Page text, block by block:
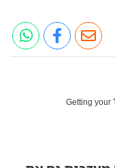
Getting your